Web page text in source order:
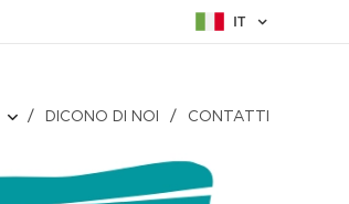
IT
DICONO DI NOI CONTATTI